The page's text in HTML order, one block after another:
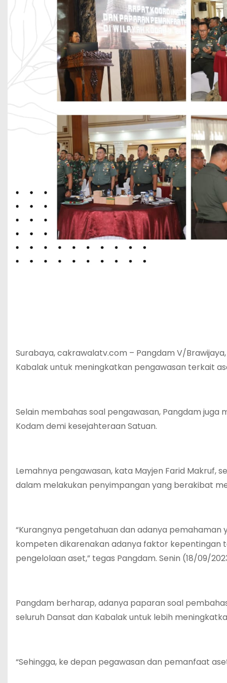
Surabaya, cakrawalatv.com – Pangdam V/
Kabalak untuk meningkatkan pengawasan terkait
Selain membahas soal pengawasan, Pangdam
Kodam demi kesejahteraan Satuan.
Lemahnya pengawasan, kata Mayjen Farid
dalam melakukan penyimpangan yang berakibat
“Kurangnya pengetahuan dan adanya
kompeten dikarenakan adanya faktor kepentingan
pengelolaan aset,” tegas Pangdam. Senin (18/09/
Pangdam berharap, adanya paparan soal
seluruh Dansat dan Kabalak untuk lebih
“Sehingga, ke depan pegawasan dan pemanfaat